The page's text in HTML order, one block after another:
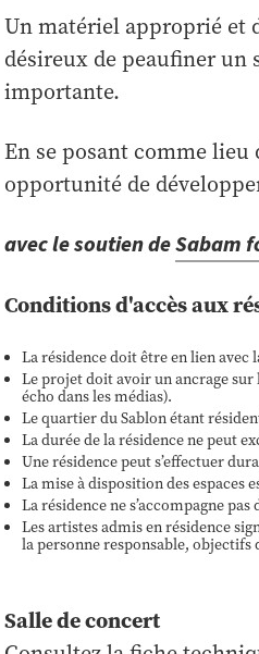
Un matériel approprié et
désireux de peaufiner un
importante.
En se posant comme
opportunité de
avec le soutien deSabam
Conditions d'accès aux
La résidence doit être en lien avec
Le projet doit avoir un ancrage
écho dans les médias).
Le quartier du Sablon étant
La durée de la résidence ne peut
Une résidence peut s’effectuer
La mise à disposition des espaces
La résidence ne s’accompagne
Les artistes admis en résidence
la personne responsable, objectifs
Salle de concert